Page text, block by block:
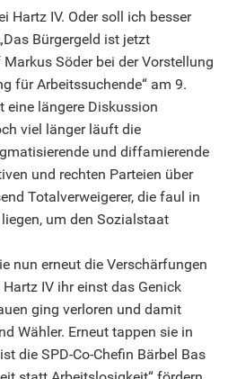
Hartz IV. Oder soll ich besser
Bürgergeld ist jetzt
Markus Söder bei der Vorstellung
für Arbeitssuchende“ am 9.
eine längere Diskussion
viel länger läuft die
und diffamierende
und rechten Parteien über
Totalverweigerer, die faul in
um den Sozialstaat
nun erneut die Verschärfungen
IV ihr einst das Genick
ging verloren und damit
Wähler. Erneut tappen sie in
die SPD-Co-Chefin Bärbel Bas